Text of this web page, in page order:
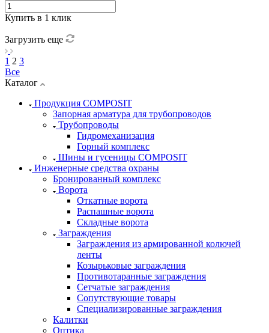
Купить в 1 клик
Загрузить еще
1 2 3
Все
Каталог
Продукция COMPOSIT
Запорная арматура для трубопроводов
Трубопроводы
Гидромеханизация
Горный комплекс
Шины и гусеницы COMPOSIT
Инженерные средства охраны
Бронированный комплекс
Ворота
Откатные ворота
Распашные ворота
Складные ворота
Заграждения
Заграждения из армированной колючей
ленты
Козырьковые заграждения
Противотаранные заграждения
Сетчатые заграждения
Сопутствующие товары
Специализированные заграждения
Калитки
Оптика